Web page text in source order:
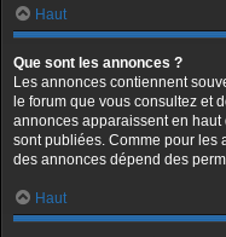
Haut
Que sont les annonces ?
Les annonces contiennent
le forum que vous consultez et
annonces apparaissent en
sont publiées. Comme pour
des annonces dépend des
Haut